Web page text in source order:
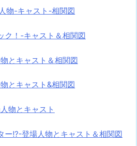
物-キャスト-相関図
ク！-キャスト＆相関図
とキャスト＆相関図
とキャスト&相関図
物とキャスト
ー!?-登場人物とキャスト＆相関図